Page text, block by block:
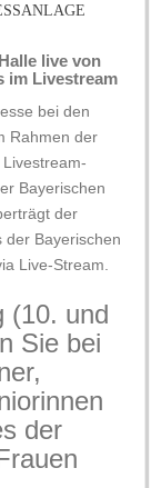
live von
im Livestream
bei den
Rahmen der
Bayerischen
der
der Bayerischen
Live-Stream.
(10. und
Sie bei
der